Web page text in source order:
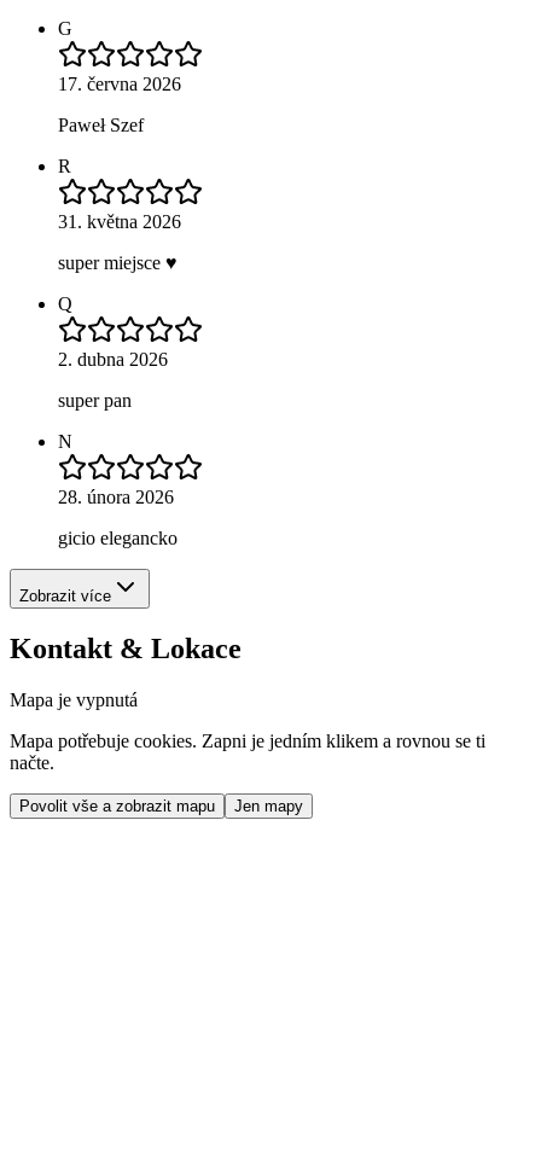
G
17. června 2026
Paweł Szef
R
31. května 2026
super miejsce ♥️
Q
2. dubna 2026
super pan
N
28. února 2026
gicio elegancko
Zobrazit více
Kontakt & Lokace
Mapa je vypnutá
Mapa potřebuje cookies. Zapni je jedním klikem a rovnou se ti
načte.
Povolit vše a zobrazit mapu Jen mapy